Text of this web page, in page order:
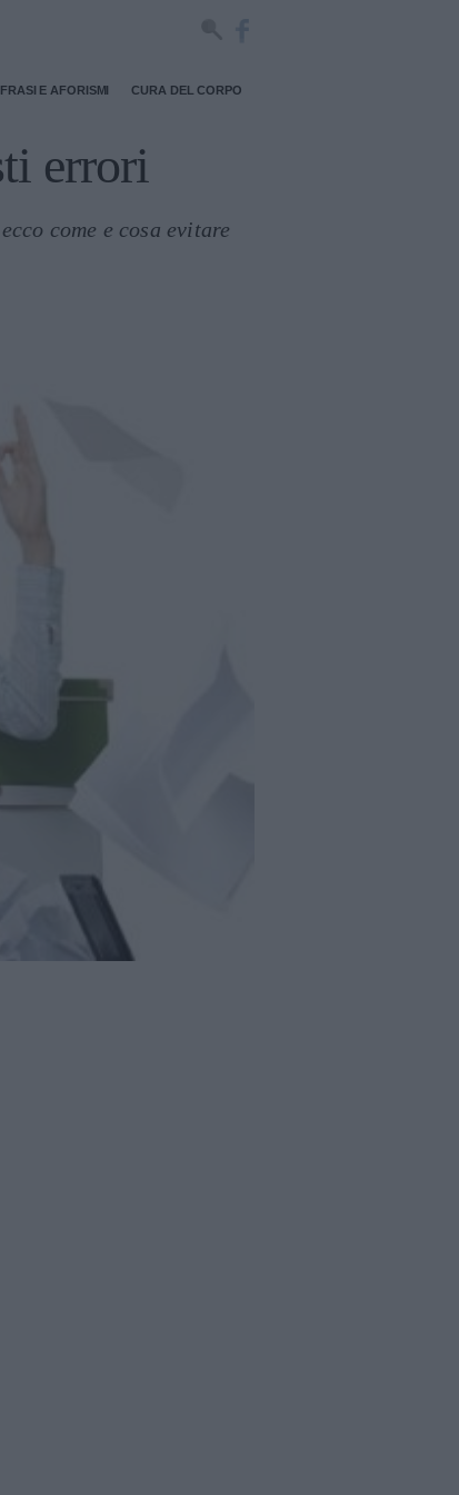
FRASI E AFORISMI CURA DEL CORPO
errori
come e cosa evitare